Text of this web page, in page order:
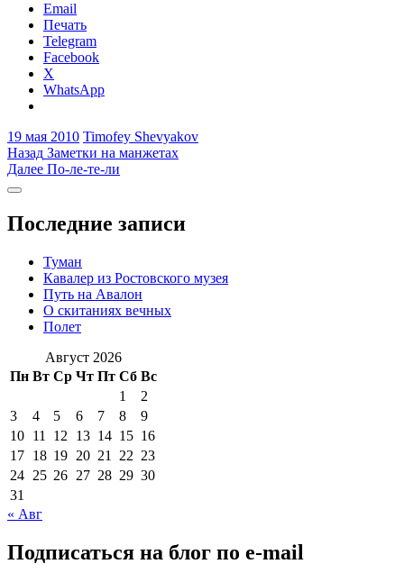
Email
Печать
Telegram
Facebook
X
WhatsApp
19 мая 2010 Timofey Shevyakov
Навигация
по
Назад Предыдущая
запись:
Заметки на манжетах
Далее Следующая
По-ле-те-ли
Боковая
Последние записи
Туман
Кавалер из Ростовского музея
Путь на Авалон
О скитаниях вечных
Полет
Август 2026
Пн Вт Ср Чт Пт Сб Вс
1
2
3
4 5 6 7 8
9
10 11 12 13 14 15 16
17 18 19 20 21 22 23
24 25 26 27 28 29 30
31
« Авг
Подписаться на блог по e-mail